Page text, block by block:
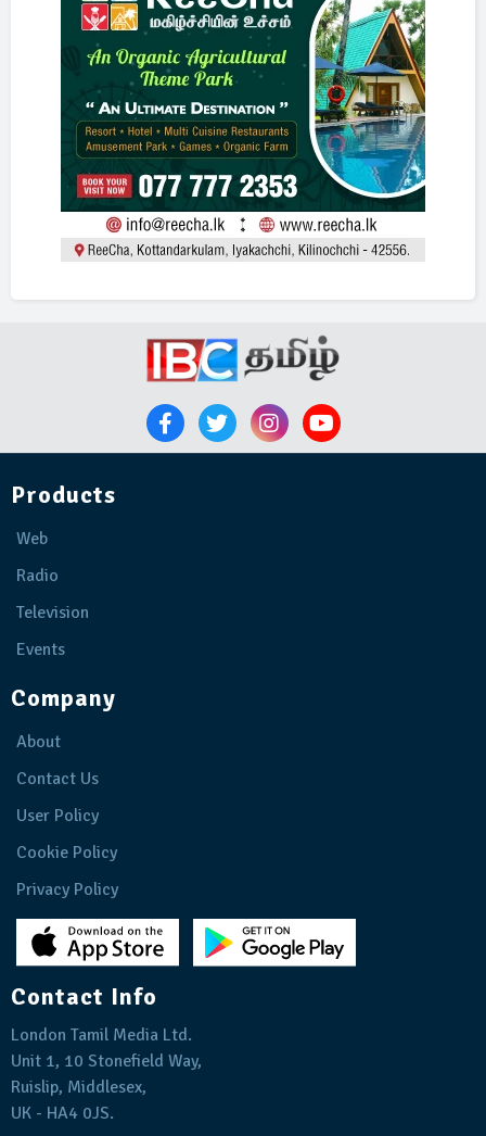
Products
Web
Radio
Television
Events
Company
About
Contact Us
User Policy
Cookie Policy
Privacy Policy
Contact Info
London Tamil Media Ltd.
Unit 1, 10 Stonefield Way,
Ruislip, Middlesex,
UK - HA4 0JS.